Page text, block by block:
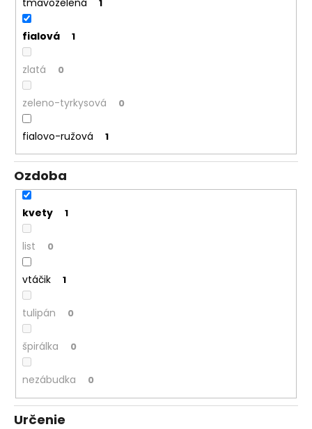
1
fialová 1
zlatá 0
zeleno-tyrkysová 0
fialovo-ružová 1
Ozdoba
kvety 1
list 0
vtáčik 1
tulipán 0
špirálka 0
nezábudka 0
Určenie